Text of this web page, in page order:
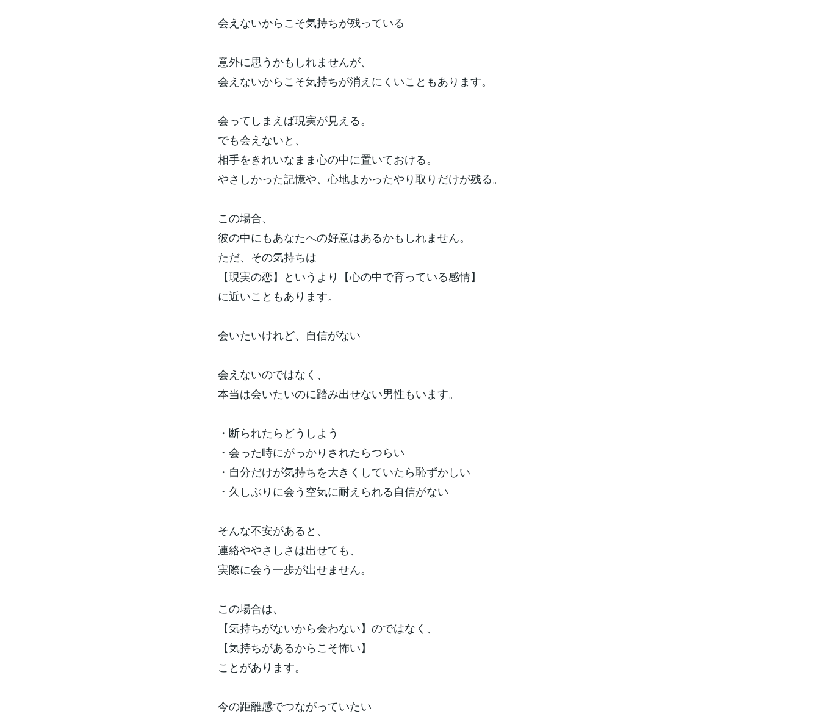
会えないからこそ気持ちが残っている
意外に思うかもしれませんが、
会えないからこそ気持ちが消えにくいこともあります。
会ってしまえば現実が見える。
でも会えないと、
相手をきれいなまま心の中に置いておける。
やさしかった記憶や、心地よかったやり取りだけが残る。
この場合、
彼の中にもあなたへの好意はあるかもしれません。
ただ、その気持ちは
【現実の恋】というより【心の中で育っている感情】
に近いこともあります。
会いたいけれど、自信がない
会えないのではなく、
本当は会いたいのに踏み出せない男性もいます。
・断られたらどうしよう
・会った時にがっかりされたらつらい
・自分だけが気持ちを大きくしていたら恥ずかしい
・久しぶりに会う空気に耐えられる自信がない
そんな不安があると、
連絡ややさしさは出せても、
実際に会う一歩が出せません。
この場合は、
【気持ちがないから会わない】のではなく、
【気持ちがあるからこそ怖い】
ことがあります。
今の距離感でつながっていたい